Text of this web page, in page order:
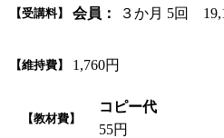
【受講料】 会員： ３か月 5回
【維持費】 1,760円
【教材費】
コピー代
55円